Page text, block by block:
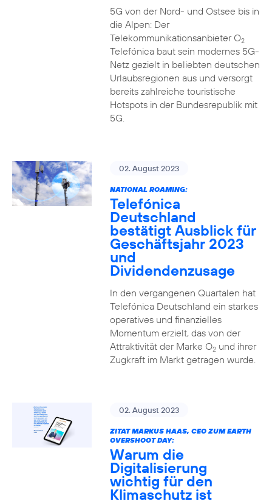
5G von der Nord- und Ostsee bis in
die Alpen: Der
Telekommunikationsanbieter O2
Telefónica baut sein modernes 5G-
Netz gezielt in beliebten deutschen
Urlaubsregionen aus und versorgt
bereits zahlreiche touristische
Hotspots in der Bundesrepublik mit
5G.
02. August 2023
NATIONAL ROAMING:
Telefónica
Deutschland
bestätigt Ausblick für
Geschäftsjahr 2023
und
Dividendenzusage
In den vergangenen Quartalen hat
Telefónica Deutschland ein starkes
operatives und finanzielles
Momentum erzielt, das von der
Attraktivität der Marke O2und ihrer
Zugkraft im Markt getragen wurde.
02. August 2023
ZITAT MARKUS HAAS, CEO ZUM EARTH
OVERSHOOT DAY:
Warum die
Digitalisierung
wichtig für den
Klimaschutz ist